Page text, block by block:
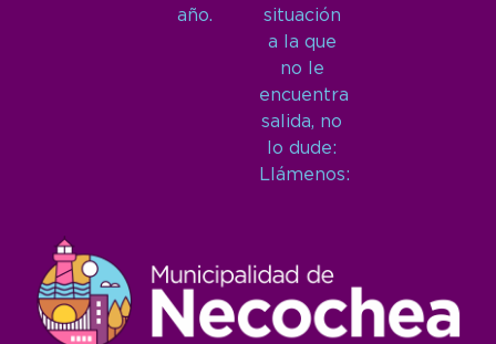
año.
situación
a la que
no le
encuentra
salida, no
lo dude:
Llámenos: